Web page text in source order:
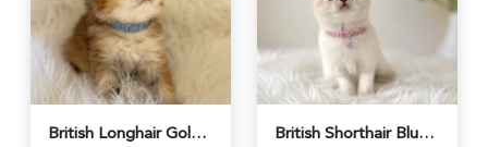
British Longhair Golden Erkek Yavrumuz - 5910 British Shorthair Blue Point Kızımız 2 Aylık - 5149